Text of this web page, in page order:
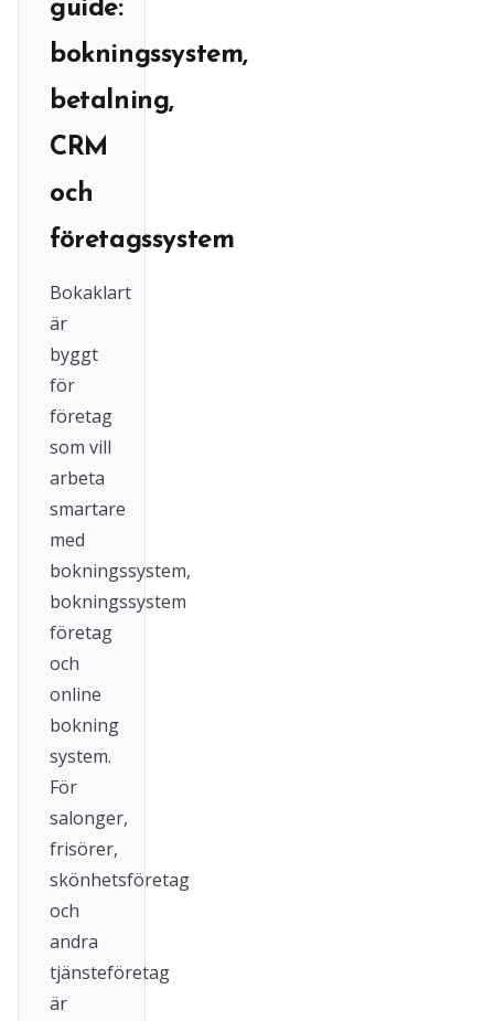
guide:
bokningssystem,
betalning,
CRM
och
företagssystem
Bokaklart
är
byggt
för
företag
som vill
arbeta
smartare
med
bokningssystem,
bokningssystem
företag
och
online
bokning
system.
För
salonger,
frisörer,
skönhetsföretag
och
andra
tjänsteföretag
är